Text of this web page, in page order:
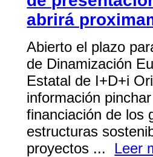
abrirá
Abierto el plazo
de Dinamización
Estatal de I+D+i
información
financiación de los
estructuras
proyectos ... Leer